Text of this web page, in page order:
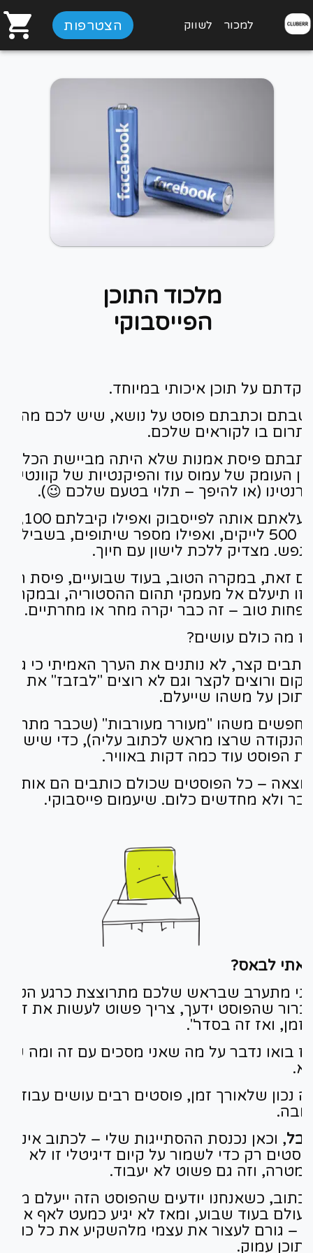
למכור לשווק הצטרפות
מלכוד התוכן
הפייסבוקי
על תוכן איכותי במיוחד.
וכתבתם פוסט על נושא, שיש לכם מה
בו לקוראים שלכם.
פיסת אמנות שלא היתה מביישת הכלאה
העומק של עמוס עוז והפיקנטיות של קוונטין
(או להיפך – תלוי בטעם שלכם 😉
).
או 500 לייקים, ואפילו מספר שיתופים, בשביל
מצדיק ללכת לישון עם חיוך.
זאת, במקרה הטוב, בעוד שבועיים, פיסת
תיעלם אל מעמקי תהום ההסטוריה, ובמקרה
טוב – זה כבר יקרה מחר או מחרתיים.
מה כולם עושים?
קצר, לא נותנים את הערך האמיתי כי גם
ורוצים לקצר וגם לא רוצים "לבזבז" את
על משהו שייעלם.
משהו "מעורר מעורבות" (שכבר מתרחק
שרצו מראש לכתוב עליה), כדי שישמור
הפוסט עוד כמה דקות באוויר.
– כל הפוסטים שכולם כותבים הם אותו
ולא מחדשים כלום. שיעמום פייסבוקי.
לבאס?
מתערב שבראש שלכם מתרוצצת כרגע
שהפוסט ידעך, צריך פשוט לעשות את זה
ואז זה בסדר".
בואו נדבר על מה שאני מסכים עם זה ומה
נכון שלאורך זמן, פוסטים רבים עושים עבודה
, וכאן נכנסת ההסתייגות שלי – לכתוב
רק כדי לשמור על קיום דיגיטלי זו לא
וזה גם פשוט לא יעבוד.
כשאנחנו יודעים שהפוסט הזה ייעלם מן
בעוד שבוע, ומאז לא יגיע כמעט לאף אחד,
– גורם לעצור את עצמי מלהשקיע את כל כולי
עמוק.